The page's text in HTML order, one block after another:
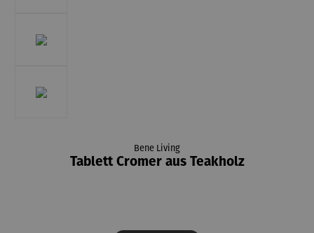
Bene Living
Tablett Cromer aus Teakholz